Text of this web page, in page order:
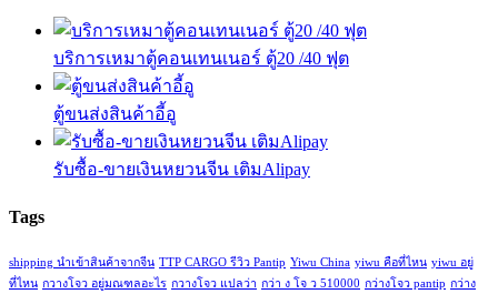
บริการเหมาตู้คอนเทนเนอร์ ตู้20 /40 ฟุต
ตู้ขนส่งสินค้าอี้อู
รับซื้อ-ขายเงินหยวนจีน เติมAlipay
Tags
shipping นำเข้าสินค้าจากจีน TTP CARGO รีวิว Pantip Yiwu China yiwu คือที่ไหน yiwu อยู่
ที่ไหน กวางโจว อยู่มณฑลอะไร กวางโจว แปลว่า กว่า ง โจ ว 510000 กว่างโจว pantip กว่าง